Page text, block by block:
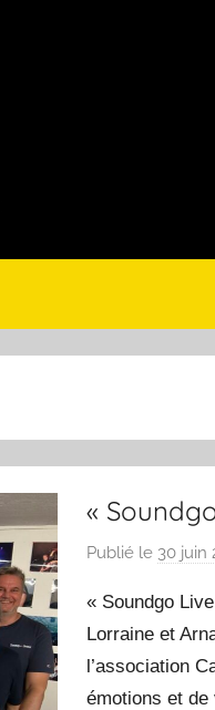
«
Publié le 30 juin
« Soundgo
Lorraine et
l’association
émotions et